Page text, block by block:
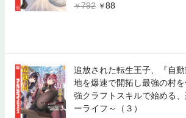
792
88
追放された転生王子、『自
地を爆速で開拓し最強の村
強クラフトスキルで始める
ーライフ～（３）